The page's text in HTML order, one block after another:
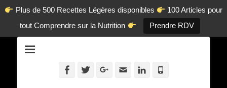
Plus de 500 Recettes Légères disponibles
100 Articles pour
tout Comprendre sur la Nutrition
Prendre RDV
en-ligne.com
Facebook
TwitterGoogleplus
AdresseLinkedin